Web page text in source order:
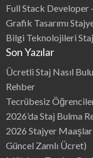
Full Stack Developer
Grafik Tasarımı
Bilgi Teknolojileri Staj
Son Yazılar
Ücretli Staj Nasıl
Rehber
Tecrübesiz
2026’da Staj Bulma
2026 Stajyer
Güncel Zamlı Ücret)